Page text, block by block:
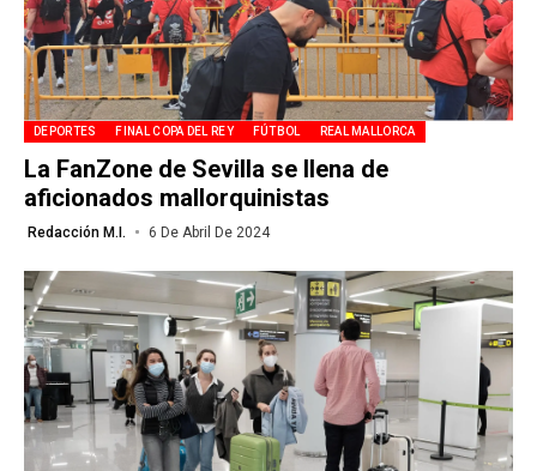
DEPORTES FINAL COPA DEL REY FÚTBOL REAL MALLORCA
La FanZone de Sevilla se llena de
aficionados mallorquinistas
Redacción M.I. 6 De Abril De 2024